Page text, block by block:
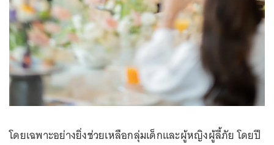
โดยเฉพาะอย่างยิ่งช่วยเหลือกลุ่มเด็กและผู้หญิงผู้ลี้ภัย โดยปี